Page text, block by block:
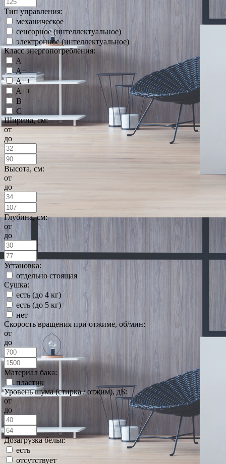
Тип управления:
механическое
сенсорное (интеллектуальное)
электронное (интеллектуальное)
Класс энергопотребления:
A
A+
A++
A+++
B
C
Ширина, см:
от
до
Высота, см:
от
до
Глубина, см:
от
до
Установка:
отдельно стоящая
Сушка:
есть (до 4 кг)
есть (до 5 кг)
нет
Скорость вращения при отжиме, об/мин:
от
до
Материал бака:
пластик
Уровень шума (стирка / отжим), дБ:
от
до
Дозагрузка белья:
есть
отсутствует